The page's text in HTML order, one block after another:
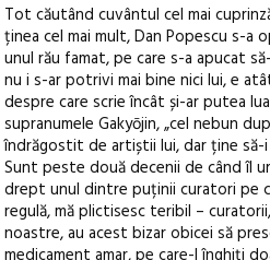
Tot căutând cuvântul cel mai
ținea cel mai mult, Dan Popescu s-a
unul rău famat, pe care s-a apucat
nu i s-ar potrivi mai bine nici lui, e
despre care scrie încât și-ar putea
supranumele Gakyōjin, „cel nebun
îndrăgostit de artiștii lui, dar ține să-
Sunt peste două decenii de când îl
drept unul dintre puținii curatori pe
regulă, mă plictisesc teribil –
noastre, au acest bizar obicei să